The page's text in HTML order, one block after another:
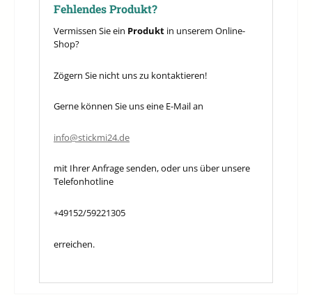
Fehlendes Produkt?
Vermissen Sie ein Produkt in unserem Online-
Shop?
Zögern Sie nicht uns zu kontaktieren!
Gerne können Sie uns eine E-Mail an
info@stickmi24.de
mit Ihrer Anfrage senden, oder uns über unsere
Telefonhotline
+49152/59221305
erreichen.